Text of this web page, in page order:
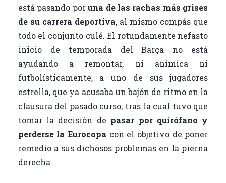
está pasando poruna de las rachas más grises
de su carrera deportiva, al mismo compás que
todo el conjunto culé. El rotundamente nefasto
inicio de temporada del Barça no está
ayudando a remontar, ni anímica ni
futbolísticamente, a uno de sus jugadores
estrella, que ya acusaba un bajón de ritmo en la
clausura del pasado curso, tras la cual tuvo que
tomar la decisión de pasar por quirófano y
perderse la Eurocopa con el objetivo de poner
remedio a sus dichosos problemas en la pierna
derecha.